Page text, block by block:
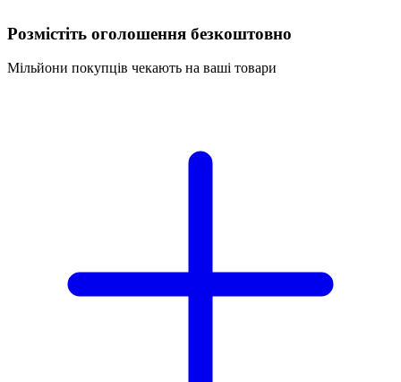
Розмістіть оголошення безкоштовно
Мільйони покупців чекають на ваші товари